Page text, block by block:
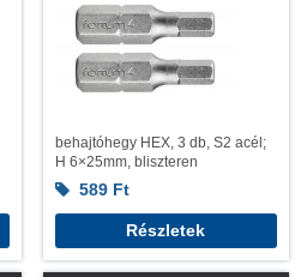
behajtóhegy HEX, 3 db, S2 acél;
H 6×25mm, bliszteren
589 Ft
Részletek